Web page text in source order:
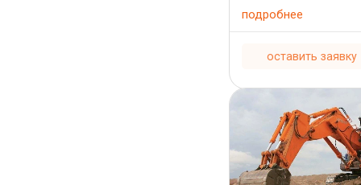
или зубьями,
резание грунта.
подробнее
оставить заявку